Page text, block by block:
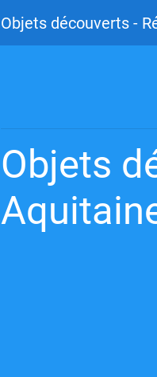
Objets découverts -
Objets